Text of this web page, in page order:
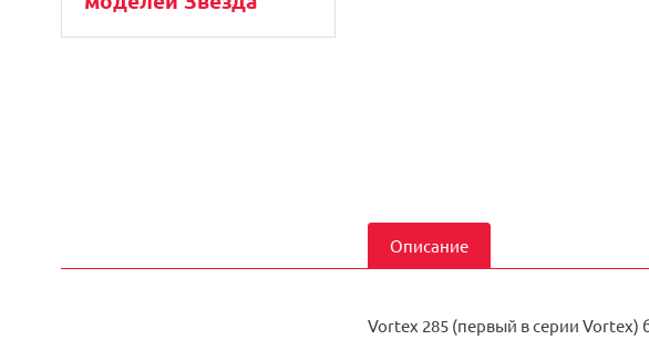
Описание
Vortex 285 (первый в серии